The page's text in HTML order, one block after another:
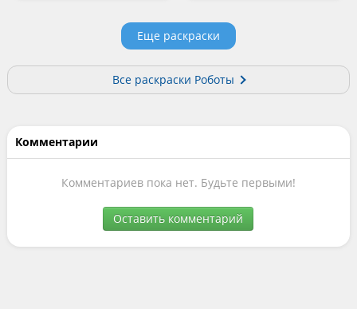
Еще раскраски
Все раскраски Роботы
Комментарии
Комментариев пока нет. Будьте первыми!
Оставить комментарий